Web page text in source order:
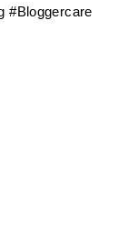
#Bloggercare